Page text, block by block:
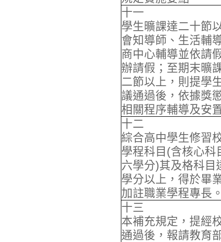
十一
學生曠課達二十節
會知導師、生活輔
商中心輔導並依請
辦請假；至期末曠
二節以上，則提學
議通過後，依據獎
相關程序輔導及安
十二
綜合高中學生修習
學程科目(含核心科
六學分)其及格科目
學分以上，得於畢
加註職業學程專長
十三
本補充規定，提經
通過後，報請教育